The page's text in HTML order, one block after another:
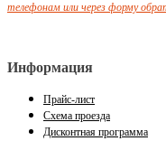
телефонам или через форму
Информация
Прайс-лист
Схема проезда
Дисконтная программа